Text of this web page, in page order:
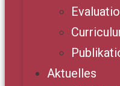
Aktuelles